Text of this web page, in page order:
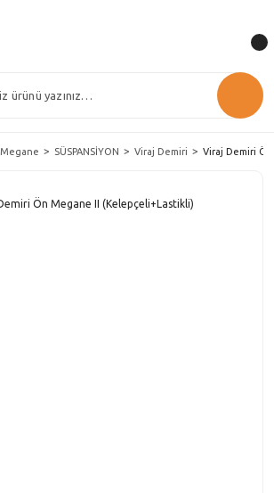
Megane SÜSPANSİYON Viraj Demiri Viraj Demiri